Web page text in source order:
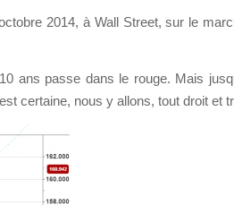
2014, à Wall Street, sur le
ans passe dans le rouge. Mais
certaine, nous y allons, tout droit et